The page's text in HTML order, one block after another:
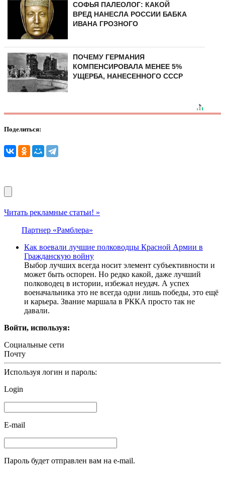
СОФЬЯ ПАЛЕОЛОГ: КАКОЙ
ВРЕД НАНЕСЛА РОССИИ БАБКА
ИВАНА ГРОЗНОГО
ПОЧЕМУ ГЕРМАНИЯ
КОМПЕНСИРОВАЛА МЕНЕЕ 5%
УЩЕРБА, НАНЕСЕННОГО СССР
Поделиться:
Читать рекламные статьи! »
Партнер «Рамблера»
Как воевали лучшие полководцы Красной Армии в
Гражданскую войну
Выбор лучших всегда носит элемент субъективности и
может быть оспорен. Но редко какой, даже лучший
полководец в истории, избежал неудач. А успех
военачальника это не всегда одни лишь победы, это ещё
и карьера. Звание маршала в РККА просто так не
давали.
Войти, используя:
Социальные сети
Почту
Используя логин и пароль:
Login
E-mail
Пароль будет отправлен вам на e-mail.